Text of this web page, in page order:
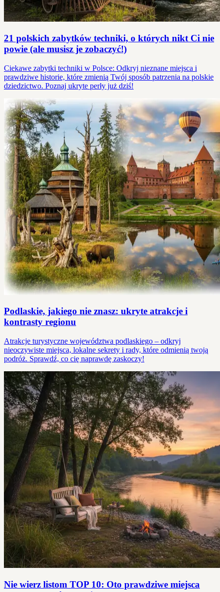
21 polskich zabytków techniki, o których nikt Ci nie
powie (ale musisz je zobaczyć!)
Ciekawe zabytki techniki w Polsce: Odkryj nieznane miejsca i
prawdziwe historie, które zmienią Twój sposób patrzenia na polskie
dziedzictwo. Poznaj ukryte perły już dziś!
Podlaskie, jakiego nie znasz: ukryte atrakcje i
kontrasty regionu
Atrakcje turystyczne województwa podlaskiego – odkryj
nieoczywiste miejsca, lokalne sekrety i rady, które odmienią twoją
podróż. Sprawdź, co cię naprawdę zaskoczy!
Nie wierz listom TOP 10: Oto prawdziwe miejsca